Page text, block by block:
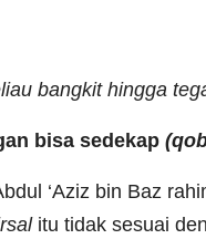
bangkit hingga
bisa sedekap
‘Aziz bin Baz
itu tidak sesuai